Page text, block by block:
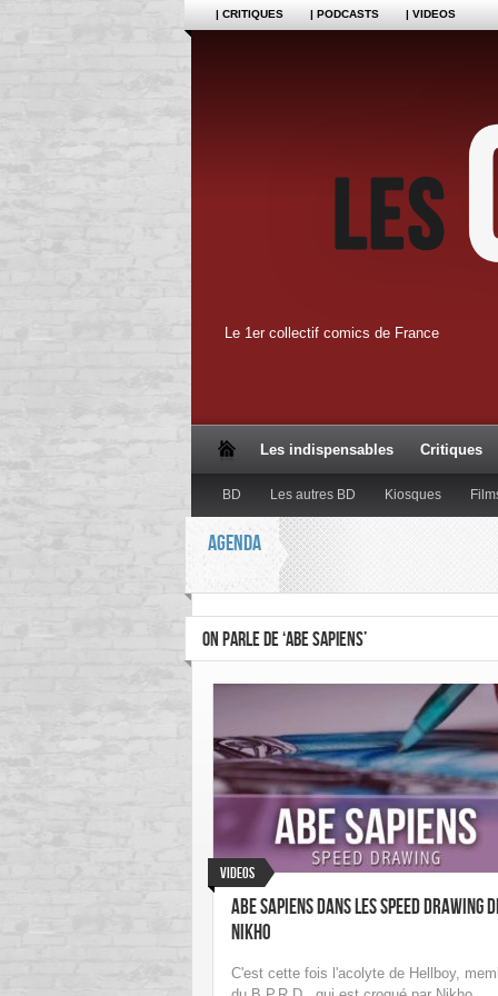
| CRITIQUES | PODCASTS | VIDEOS
Le 1er collectif comics de France
Les indispensables Critiques
BD Les autres BD Kiosques
AGENDA
ON PARLE DE ‘ABE SAPIENS’
Videos
Abe Sapiens dans les Speed Drawing
Nikho
C'est cette fois l'acolyte de Hellboy,